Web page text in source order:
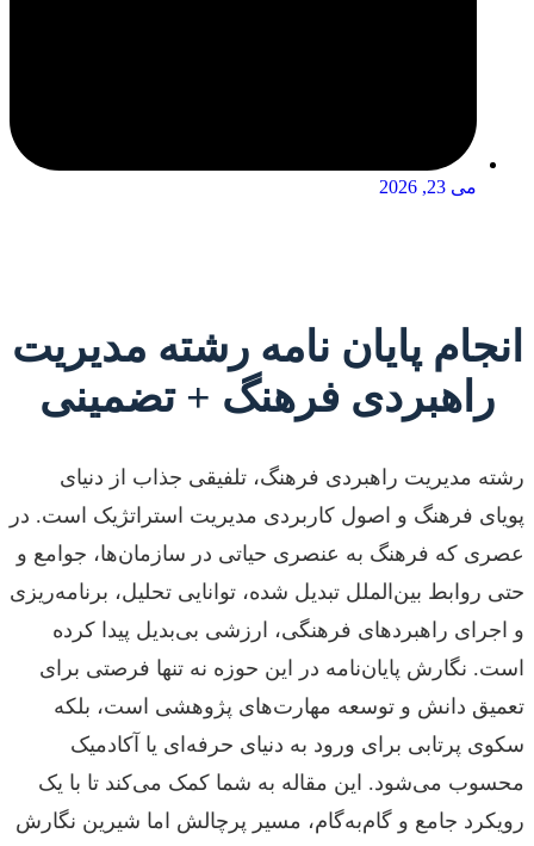
می 23, 2026
انجام پایان نامه رشته مدیریت
راهبردی فرهنگ + تضمینی
رشته مدیریت راهبردی فرهنگ، تلفیقی جذاب از دنیای
پویای فرهنگ و اصول کاربردی مدیریت استراتژیک است. در
عصری که فرهنگ به عنصری حیاتی در سازمان‌ها، جوامع و
حتی روابط بین‌الملل تبدیل شده، توانایی تحلیل، برنامه‌ریزی
و اجرای راهبردهای فرهنگی، ارزشی بی‌بدیل پیدا کرده
است. نگارش پایان‌نامه در این حوزه نه تنها فرصتی برای
تعمیق دانش و توسعه مهارت‌های پژوهشی است، بلکه
سکوی پرتابی برای ورود به دنیای حرفه‌ای یا آکادمیک
محسوب می‌شود. این مقاله به شما کمک می‌کند تا با یک
رویکرد جامع و گام‌به‌گام، مسیر پرچالش اما شیرین نگارش